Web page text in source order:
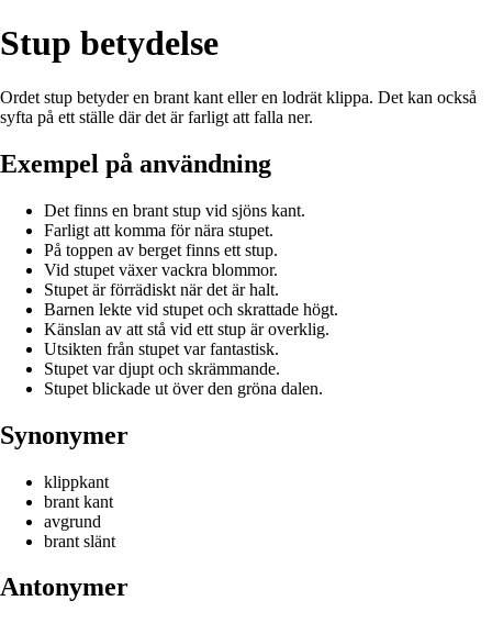
Stup betydelse
Ordet stup betyder en brant kant eller en lodrät klippa. Det kan också
syfta på ett ställe där det är farligt att falla ner.
Exempel på användning
Det finns en brant stup vid sjöns kant.
Farligt att komma för nära stupet.
På toppen av berget finns ett stup.
Vid stupet växer vackra blommor.
Stupet är förrädiskt när det är halt.
Barnen lekte vid stupet och skrattade högt.
Känslan av att stå vid ett stup är overklig.
Utsikten från stupet var fantastisk.
Stupet var djupt och skrämmande.
Stupet blickade ut över den gröna dalen.
Synonymer
klippkant
brant kant
avgrund
brant slänt
Antonymer